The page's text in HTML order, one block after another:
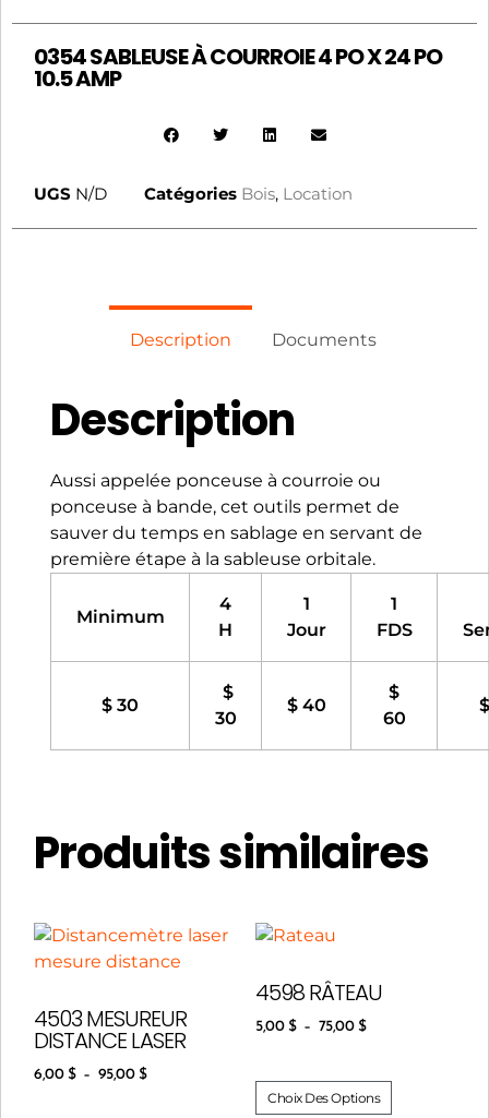
0354 SABLEUSE À COURROIE 4 PO X 24 PO
10.5 AMP
UGS N/D Catégories Bois, Location
Description Documents
Description
Aussi appelée ponceuse à courroie ou
ponceuse à bande, cet outils permet de
sauver du temps en sablage en servant de
première étape à la sableuse orbitale.
Minimum
4
H
1
Jour
1
FDS
$ 30
$
30
$ 40
$
60
Produits similaires
4503 MESUREUR
DISTANCE LASER
6,00 $ – 95,00 $
4598 RÂTEAU
5,00 $ – 75,00 $
Choix Des Options